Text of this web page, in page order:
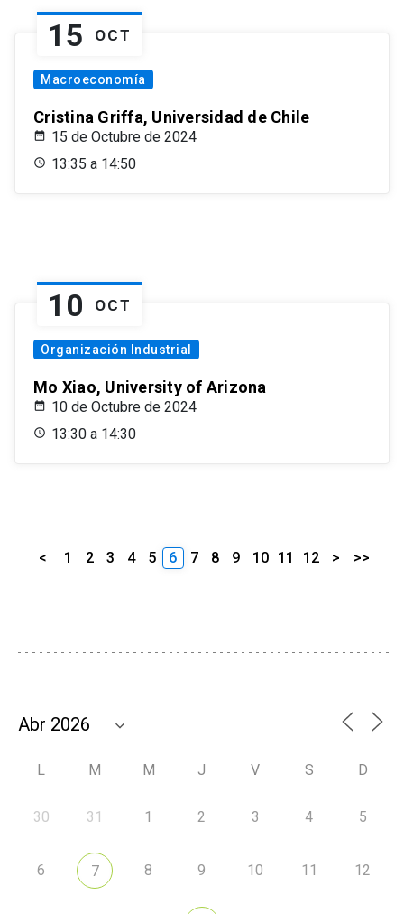
15 OCT
Macroeconomía
Cristina Griffa, Universidad de Chile
15 de Octubre de 2024
13:35 a 14:50
10 OCT
Organización Industrial
Mo Xiao, University of Arizona
10 de Octubre de 2024
13:30 a 14:30
< 1 2 3 4 5 6 7 8 9 10 11 12 > >>
L M M J V S D
30 31 1 2 3 4 5
6 7 8 9 10 11 12